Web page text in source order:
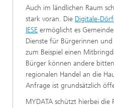
Auch im ländlichen Raum
stark voran. Die Digitale-
IESE ermöglicht es
Dienste für Bürgerinnen
zum Beispiel einen
Bürger können andere
regionalen Handel an die
Anfrage ist grundsätzlich
MYDATA schützt hierbei die